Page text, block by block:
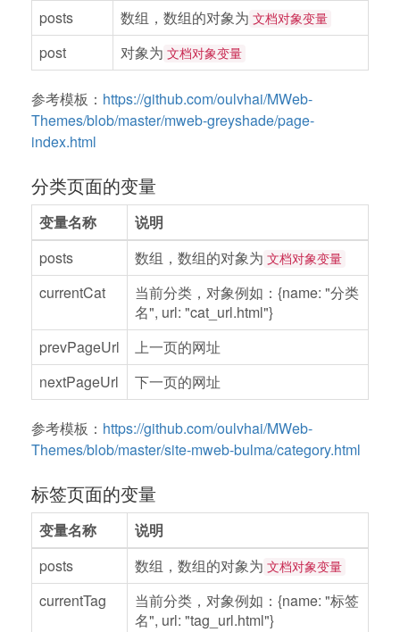
posts
数组，数组的对象为 文档对象变量
post 对象为 文档对象变量
参考模板： https://github.com/oulvhai/MWeb-
Themes/blob/master/mweb-greyshade/page-
index.html
分类页面的变量
变量名称
说明
posts
数组，数组的对象为 文档对象变量
currentCat
当前分类，对象例如：{name: "分类
名", url: "cat_url.html"}
prevPageUrl
上一页的网址
nextPageUrl
下一页的网址
参考模板： https://github.com/oulvhai/MWeb-
Themes/blob/master/site-mweb-bulma/category.html
标签页面的变量
变量名称
说明
posts
数组，数组的对象为 文档对象变量
currentTag
当前分类，对象例如：{name: "标签
名", url: "tag_url.html"}